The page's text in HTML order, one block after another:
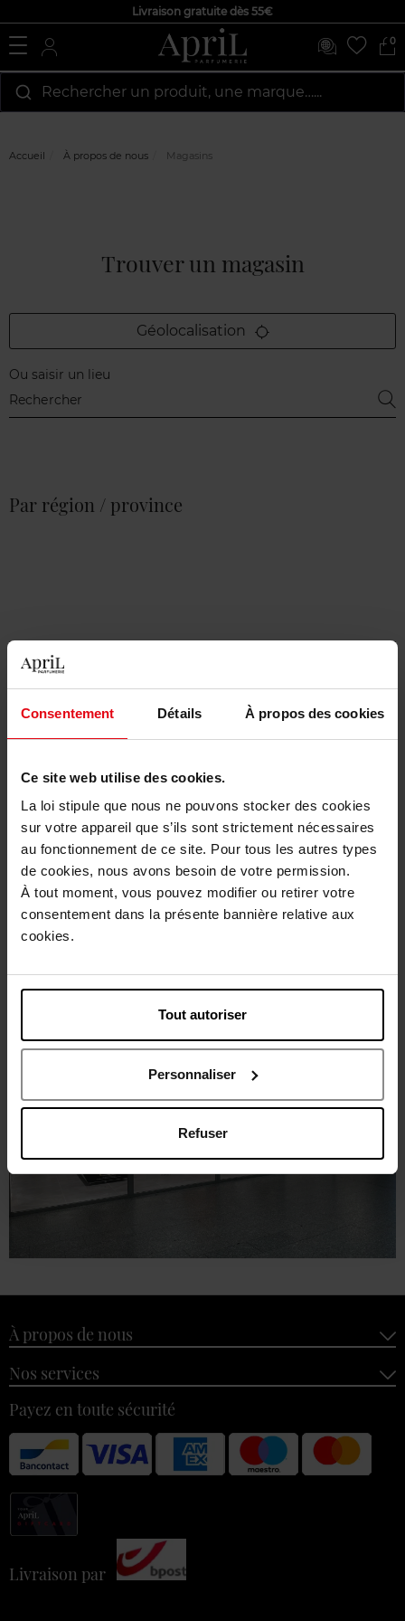
Consentement Détails À propos des cookies
Ce site web utilise des cookies.
La loi stipule que nous ne pouvons stocker des cookies
sur votre appareil que s’ils sont strictement nécessaires
au fonctionnement de ce site. Pour tous les autres types
de cookies, nous avons besoin de votre permission.
À tout moment, vous pouvez modifier ou retirer votre
consentement dans la présente bannière relative aux
cookies.
Tout autoriser
Personnaliser
Refuser
Livraison gratuite dès 55€
0
Rechercher un produit, une marque…...
Accueil À propos de nous Magasins
Trouver un magasin
Géolocalisation
Ou saisir un lieu
Par région / province
À propos de nous
Nos services
Payez en toute sécurité
Livraison par